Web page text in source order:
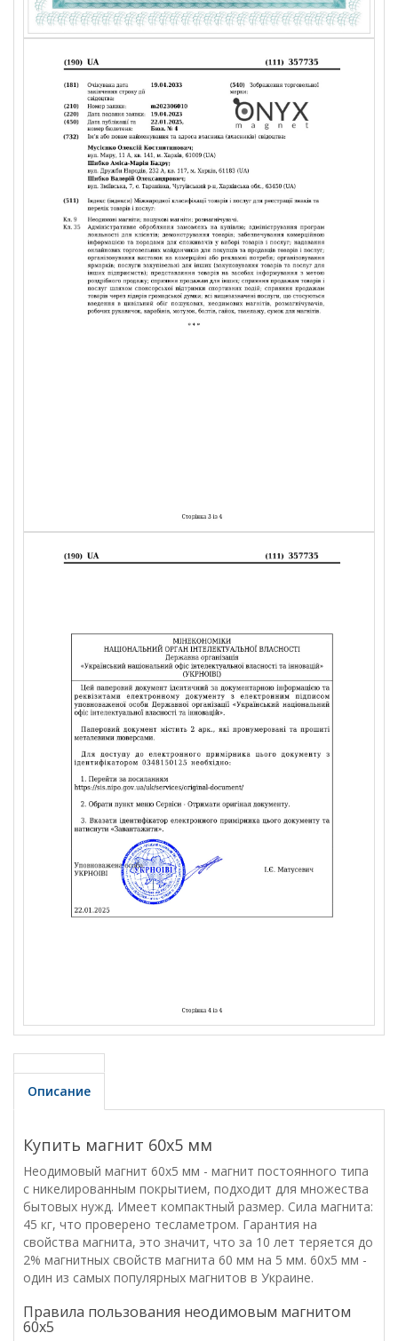
Описание
Купить магнит 60х5 мм
Неодимовый магнит 60х5 мм - магнит постоянного типа
с никелированным покрытием, подходит для множества
бытовых нужд. Имеет компактный размер. Сила магнита:
45 кг, что проверено тесламетром. Гарантия на
свойства магнита, это значит, что за 10 лет теряется до
2% магнитных свойств магнита 60 мм на 5 мм. 60х5 мм -
один из самых популярных магнитов в Украине.
Правила пользования неодимовым магнитом
60х5